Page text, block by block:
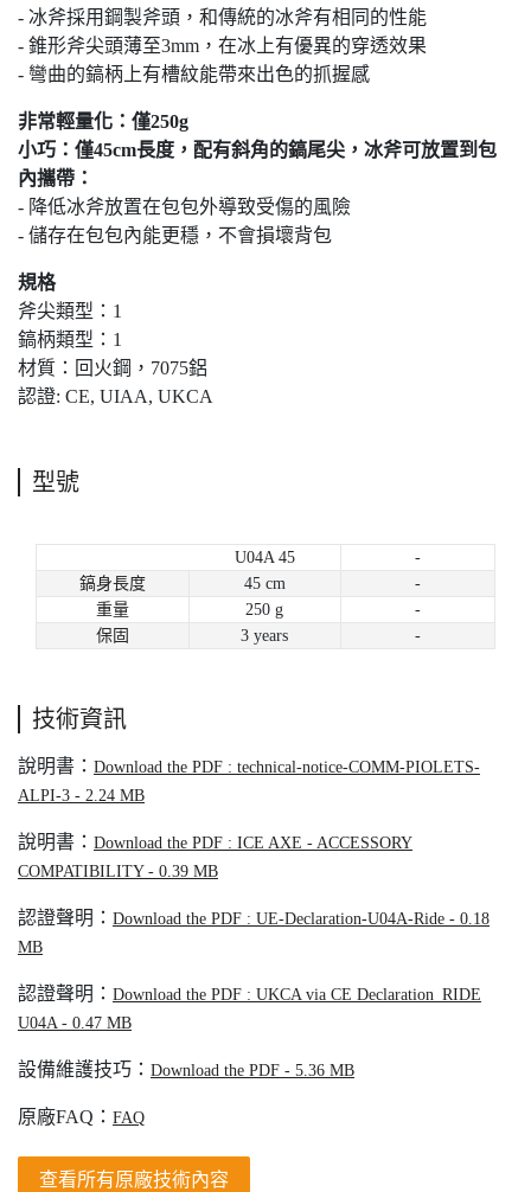
- 冰斧採用鋼製斧頭，和傳統的冰斧有相同的性能
- 錐形斧尖頭薄至3mm，在冰上有優異的穿透效果
- 彎曲的鎬柄上有槽紋能帶來出色的抓握感
非常輕量化：僅250g
小巧：僅45cm長度，配有斜角的鎬尾尖，冰斧可放置到包
內攜帶：
- 降低冰斧放置在包包外導致受傷的風險
- 儲存在包包內能更穩，不會損壞背包
規格
斧尖類型：1
鎬柄類型：1
材質：回火鋼，7075鋁
認證: CE, UIAA, UKCA
型號
U04A 45
-
鎬身長度
45 cm
-
重量
250 g
-
保固
3 years -
技術資訊
說明書： Download the PDF : technical-notice-COMM-PIOLETS-
ALPI-3 - 2.24 MB
說明書： Download the PDF : ICE AXE - ACCESSORY
COMPATIBILITY - 0.39 MB
認證聲明： Download the PDF : UE-Declaration-U04A-Ride - 0.18
MB
認證聲明： Download the PDF : UKCA via CE Declaration_RIDE
U04A - 0.47 MB
設備維護技巧： Download the PDF - 5.36 MB
原廠FAQ： FAQ
查看所有原廠技術內容